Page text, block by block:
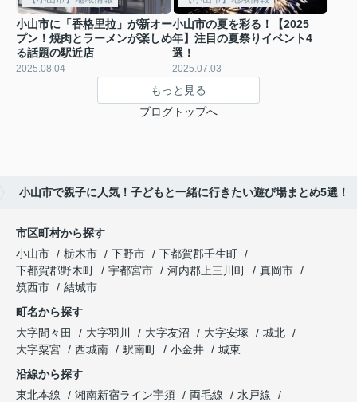
小山市に「香格里拉」が新オー
プン！焼肉とラーメンが楽しめ
る話題の駅近店
2025.08.04
小山市の夏を彩る！【2025
年】注目の夏祭りイベント4
選！
2025.07.03
もっと見る
ブログトップへ
小山市で親子に人気！子どもと一緒に行きたい遊び場まとめ5選！
市区町村から探す
小山市
栃木市 下野市
下都賀郡壬生町
下都賀郡野木町
宇都宮市 河内郡上三川町
真岡市
筑西市
結城市
町名から探す
大字間々田
大字羽川 大字友沼 大字安塚
城北
大字粟宮
西城南 駅南町 小金井
城東
沿線から探す
東北本線
湘南新宿ライン宇須 両毛線
水戸線